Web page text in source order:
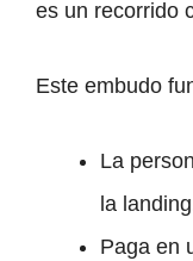
es un recorrido
Este embudo
La
la
Paga en